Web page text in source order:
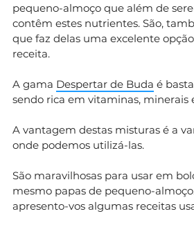
pequeno-almoço que além de
contêm estes nutrientes. São,
que faz delas uma excelente
receita.
A gama Despertar de Buda é
sendo rica em vitaminas, minerais
A vantagem destas misturas é a
onde podemos utilizá-las.
São maravilhosas para usar em
mesmo papas de pequeno-
apresento-vos algumas receitas